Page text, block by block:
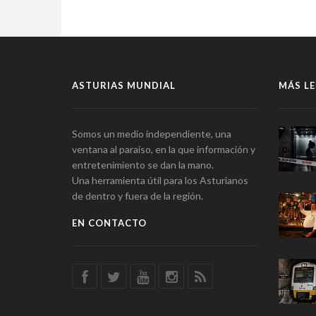
ASTURIAS MUNDIAL
Somos un medio independiente, una
ventana al paraíso, en la que información y
entretenimiento se dan la mano.
Una herramienta útil para los Asturianos
de dentro y fuera de la región.
EN CONTACTO
MÁS